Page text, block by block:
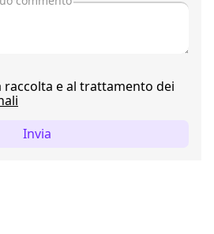
raccolta e al trattamento dei
Invia